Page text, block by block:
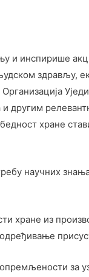
инспирише
здрављу,
хране
научних
хране из
за